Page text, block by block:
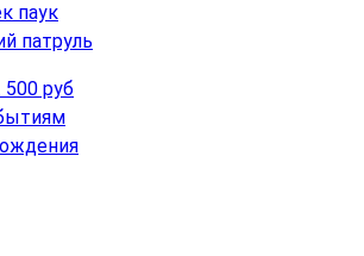
паук
патруль
руб